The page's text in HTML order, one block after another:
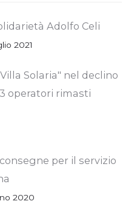
Adolfo Celi
2021
Solaria" nel declino
operatori rimasti
per il servizio
2020